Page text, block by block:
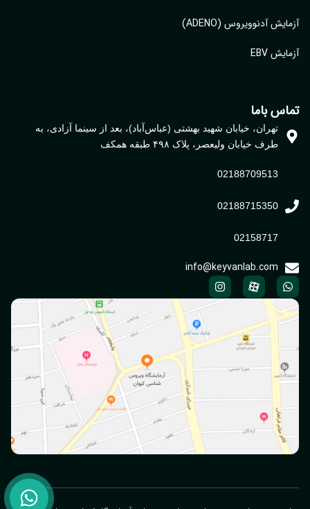
آزمایش آدنوویروس (ADENO)
آزمایش EBV
تماس باما
تهران، خیابان شهید بهشتی (عباس‌آباد)، بعد از سینما آزادی، به
طرف خیابان ولیعصر، پلاک ۴۹۸ طبقه همکف
02188709513
02188715350
02158717
info@keyvanlab.com